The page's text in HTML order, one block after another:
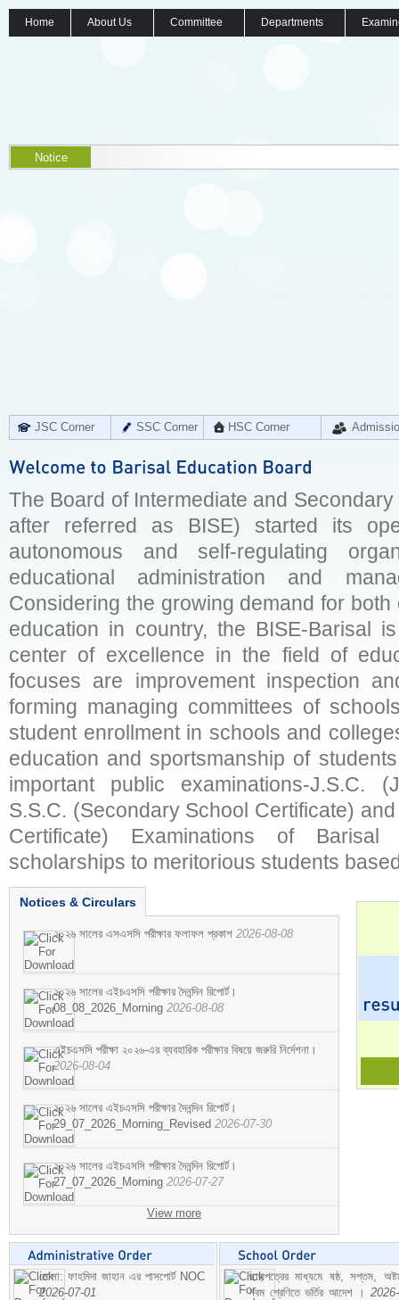
Home About Us Committee Departments
Notice
JSC Corner SSC Corner HSC Corner
The Board of Intermediate and
after referred as BISE) started its
autonomous and self-regulating
educational administration and
Considering the growing demand for
education in country, the BISE-Barisal
center of excellence in the field of
focuses are improvement inspection
forming managing committees of
student enrollment in schools and
education and sportsmanship of
important public examinations-J.S.C.
S.S.C. (Secondary School Certificate)
Certificate) Examinations of
scholarships to meritorious students
Notices & Circulars
২০২৬ সালের এসএসসি পরীক্ষার ফলাফল প্রকাশ 2026-08-08
২০২৬ সালের এইচএসসি পরীক্ষার দৈনন্দিন রিপোর্ট।
08_08_2026_Morning 2026-08-08
এইচএসসি পরীক্ষা ২০২৬-এর ব্যবহারিক পরীক্ষার বিষয়ে জরুরি নির্দেশনা।
2026-08-04
২০২৬ সালের এইচএসসি পরীক্ষার দৈনন্দিন রিপোর্ট।
29_07_2026_Morning_Revised 2026-07-30
২০২৬ সালের এইচএসসি পরীক্ষার দৈনন্দিন রিপোর্ট।
27_07_2026_Morning 2026-07-27
View more
মোসা: ফাহমিদা জাহান এর পাসপোর্ট NOC
2026-07-01
ছাড়পত্রের মাধ্যমে ষষ্ঠ, সপ্তম,
নবম শ্রেণিতে ভর্তির আদেশ ।